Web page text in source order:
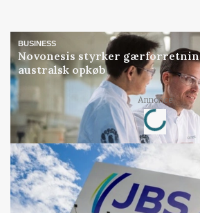
BUSINESS
Novonesis styrker
australsk opkøb
Annonce
Loading...